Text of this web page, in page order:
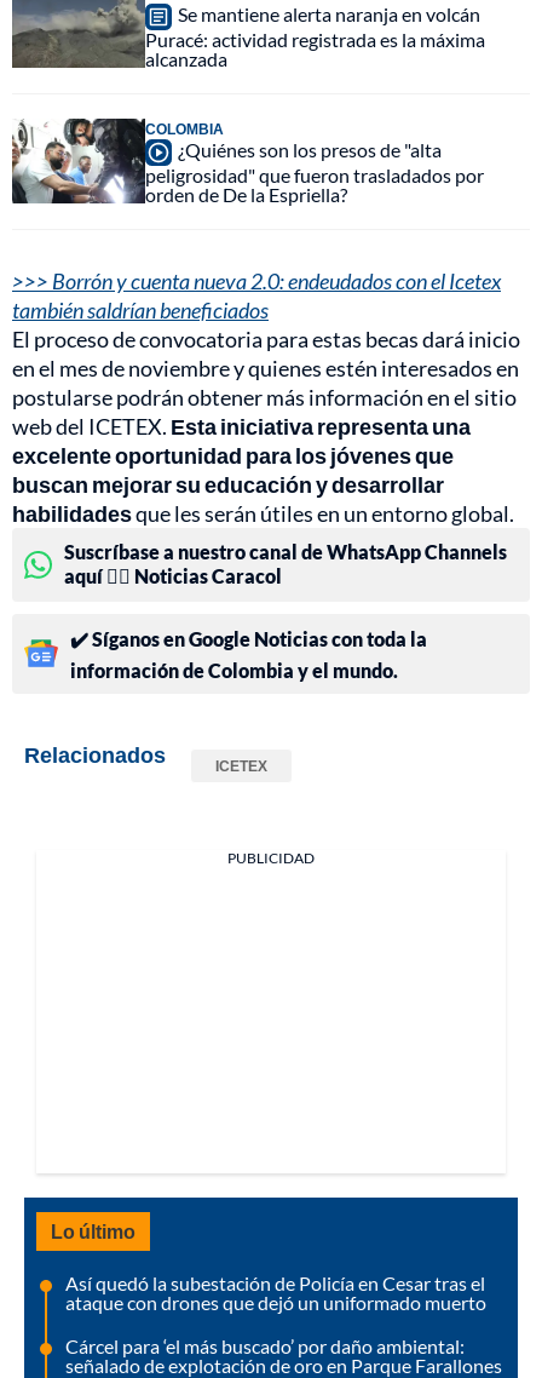
Se mantiene alerta naranja en volcán
Puracé: actividad registrada es la máxima
alcanzada
COLOMBIA
¿Quiénes son los presos de "alta
peligrosidad" que fueron trasladados por
orden de De la Espriella?
>>> Borrón y cuenta nueva 2.0: endeudados con el Icetex
también saldrían beneficiados
El proceso de convocatoria para estas becas dará inicio
en el mes de noviembre y quienes estén interesados en
postularse podrán obtener más información en el sitio
web del ICETEX. Esta iniciativa representa una
excelente oportunidad para los jóvenes que
buscan mejorar su educación y desarrollar
habilidadesque les serán útiles en un entorno global.
Suscríbase a nuestro canal de WhatsApp Channels
aquí 👉🏻 Noticias Caracol
✔️ Síganos en Google Noticias con toda la
información de Colombia y el mundo.
Relacionados ICETEX
PUBLICIDAD
Lo último
Así quedó la subestación de Policía en Cesar tras el
ataque con drones que dejó un uniformado muerto
Cárcel para ‘el más buscado’ por daño ambiental:
señalado de explotación de oro en Parque Farallones